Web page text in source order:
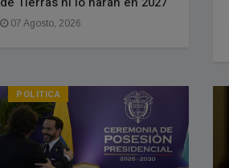
07 Agosto, 2026
POLITICA